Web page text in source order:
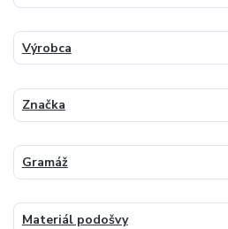
Výrobca
Značka
Gramáž
Materiál podošvy